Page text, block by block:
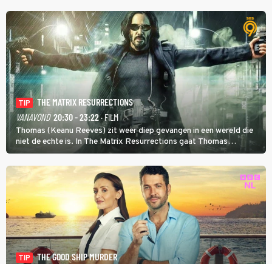
TIP
THE MATRIX RESURRECTIONS
VANAVOND 20:30 - 23:22· FILM
Thomas (Keanu Reeves) zit weer diep gevangen in een wereld die
niet de echte is. In The Matrix Resurrections gaat Thomas
proberen uit deze schijnwereld te ontsnappen.
TIP
THE GOOD SHIP MURDER